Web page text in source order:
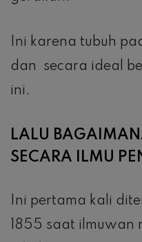
Ini karena tubuh
dan secara ideal
ini.
LALU
SECARA ILMU
Ini pertama kali
1855 saat ilmuwan